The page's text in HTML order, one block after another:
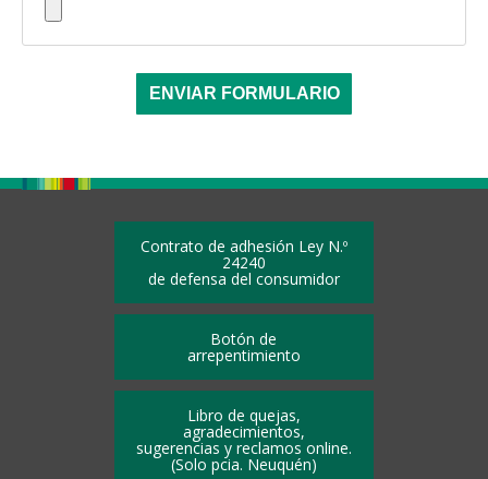
Contrato de adhesión Ley N.º
24240
de defensa del consumidor
Botón de
arrepentimiento
Libro de quejas,
agradecimientos,
sugerencias y reclamos online.
(Solo pcia. Neuquén)